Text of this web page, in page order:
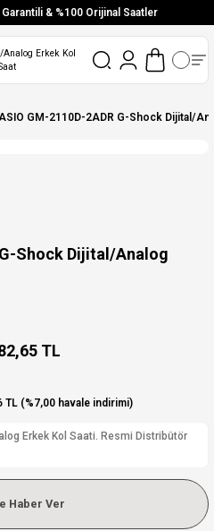
& %100 Orijinal Saatler
6 Taksit
Gönderim
Kargo
GM-2110D-2ADR G-Shock Dijital/
Shock Dijital/Analog
TL
TL (%7,00 havale indirimi)
Erkek Kol Saati. Resmi Distribütör
Haber Ver